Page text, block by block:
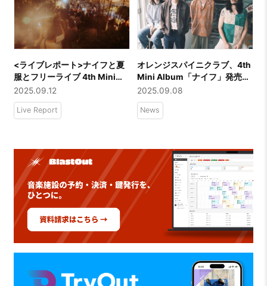
日」セットリストを公式プレ
イリストとして同時公開。
<ライブレポート>ナイフと夏
服とフリーライブ 4th Mini
Album「ナイフ」フリーライ
ブーーオレンジスパイニクラ
ブ
2025.09.12
Live Report
オレンジスパイニクラブ、4th
Mini Album「ナイフ」発売記
念！リリース日の9月10日
（水）に渋谷区立北谷公園で
フリーライブ開催決定！写
2025.09.08
News